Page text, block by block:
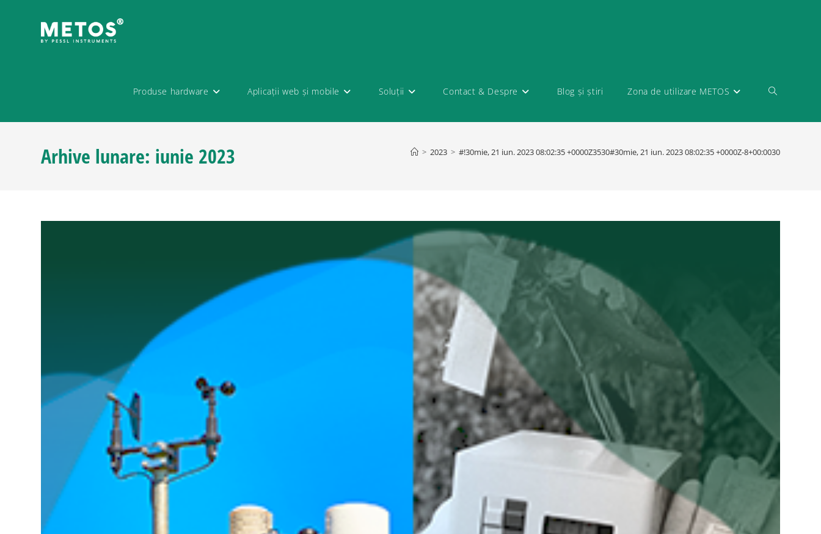
Produse hardware Aplicații web și mobile Soluții Contact & Despre Blog și știri Zona de utilizare METOS
Arhive lunare: iunie 2023 > 2023 > #!30mie, 21 iun. 2023 08:02:35 +0000Z3530#30mie, 21 iun. 2023 08:02:35 +0000Z-